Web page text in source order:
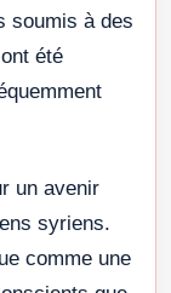
soumis à des
été
un avenir
syriens.
comme une